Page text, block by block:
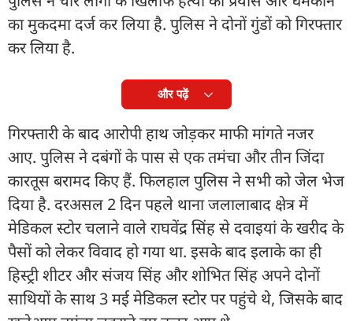
का मुकदमा दर्ज कर लिया है. पुलिस ने दोनों गुंडों को गिरफ्तार
कर लिया है.
और पढ़ें
गिरफ्तारी के बाद आरोपी हाथ जोड़कर माफी मांगते नजर
आए. पुलिस ने दबंगों के पास से एक तमंचा और तीन जिंदा
कारतूस बरामद किए हैं. फिलहाल पुलिस ने सभी को जेल भेज
दिया है. दरअसल 2 दिन पहले थाना जलालाबाद क्षेत्र में
मेडिकल स्टोर चलाने वाले राघवेंद्र सिंह से दवाइयां के खरीद के
पैसों को लेकर विवाद हो गया था. इसके बाद इलाके का ही
हिस्ट्री शीटर और संजय सिंह और शोभित सिंह अपने दोनों
साथियों के साथ 3 मई मेडिकल स्टोर पर पहुंचे थे, जिसके बाद